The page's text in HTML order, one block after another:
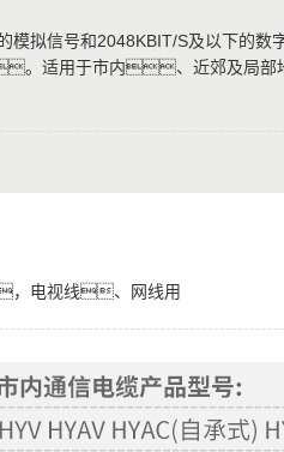
模拟信号和2048KBIT/S及以下的
。适用于市内、近郊及局
电视线、网线用